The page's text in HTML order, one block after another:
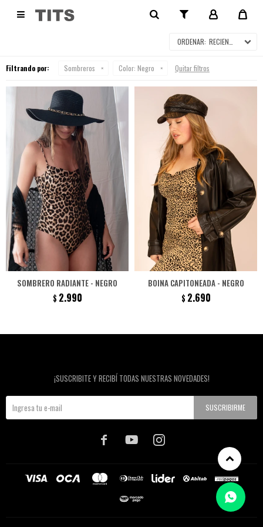
 SOMBREROS
RECIENTES
Filtrando por: Sombreros Color: Negro Quitar filtros
SOMBRERO RADIANTE - NEGRO
$ 2.990
BOINA CAPITONEADA - NEGRO
$ 2.690
¡SUSCRIBITE Y RECIBÍ TODAS NUESTRAS NOVEDADES!
SUSCRIBIRME
  